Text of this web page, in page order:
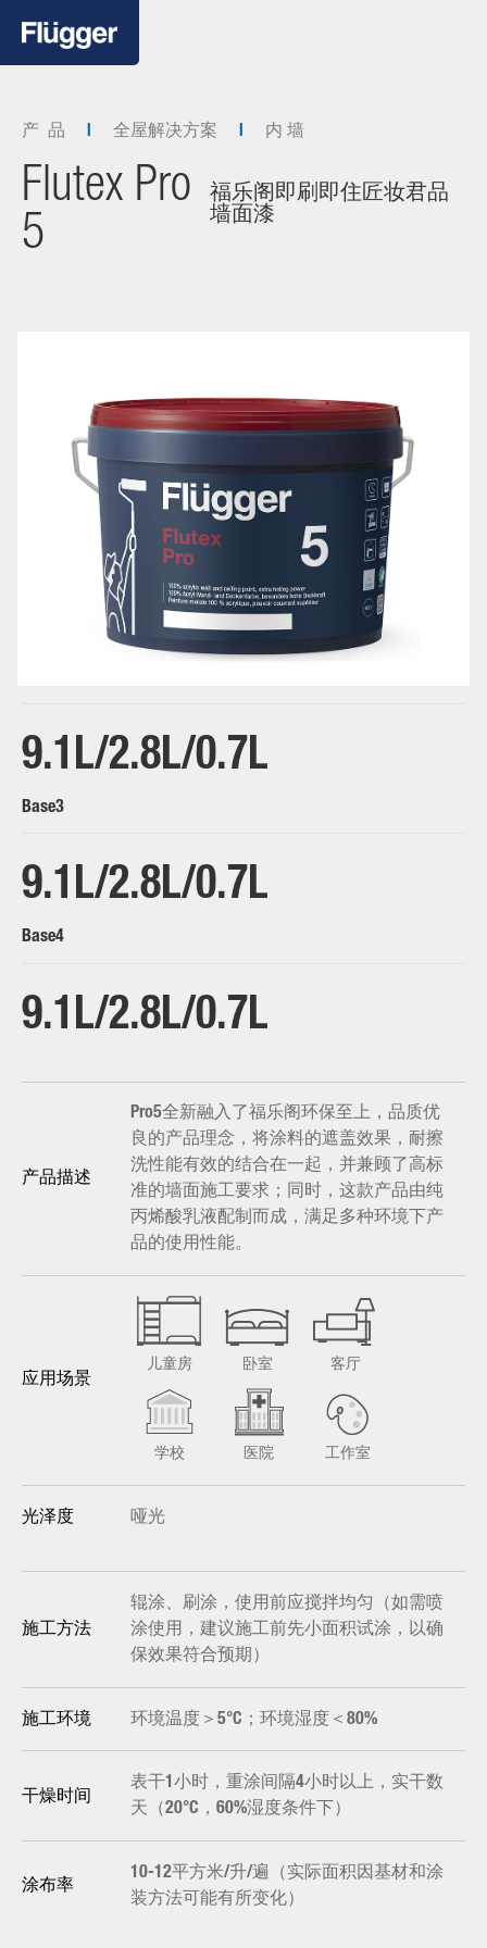
产 品 全屋解决方案 内 墙
Flutex Pro
5
福乐阁即刷即住匠妆君品
墙面漆
9.1L/2.8L/0.7L
Base3
9.1L/2.8L/0.7L
Base4
9.1L/2.8L/0.7L
产品描述
Pro5全新融入了福乐阁环保至上，品质优
良的产品理念，将涂料的遮盖效果，耐擦
洗性能有效的结合在一起，并兼顾了高标
准的墙面施工要求；同时，这款产品由纯
丙烯酸乳液配制而成，满足多种环境下产
品的使用性能。
应用场景
儿童房 卧室 客厅
学校 医院 工作室
光泽度 哑光
施工方法
辊涂、刷涂，使用前应搅拌均匀（如需喷
涂使用，建议施工前先小面积试涂，以确
保效果符合预期）
施工环境 环境温度＞5°C；环境湿度＜80%
干燥时间
表干1小时，重涂间隔4小时以上，实干数
天（20°C，60%湿度条件下）
涂布率
10-12平方米/升/遍（实际面积因基材和涂
装方法可能有所变化）